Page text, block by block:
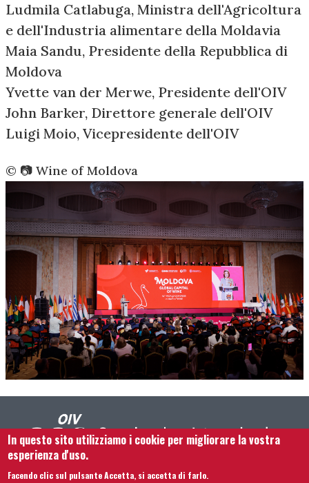
Ludmila Catlabuga, Ministra dell'Agricoltura
e dell'Industria alimentare della Moldavia
Maia Sandu, Presidente della Repubblica di
Moldova
Yvette van der Merwe, Presidente dell'OIV
John Barker, Direttore generale dell'OIV
Luigi Moio, Vicepresidente dell'OIV
©️ 📷 Wine of Moldova
In questo sito utilizziamo i cookie per migliorare la vostra
esperienza d'uso.
Facendo clic sul pulsante Accetta, si accetta di farlo.